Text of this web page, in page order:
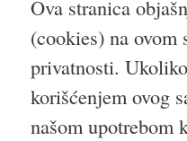
Ova stranica
(cookies) na
privatnosti.
korišćenjem ovog
našom upotrebom